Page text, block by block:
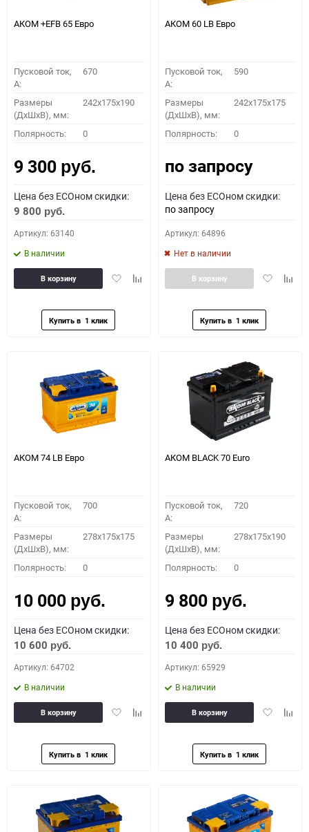
АКОМ +EFB 65 Евро
Пусковой ток,
A:
670
Размеры
(ДхШхВ), мм:
242x175x190
Полярность: 0
9 300 руб.
Цена без ECOном скидки:
9 800 руб.
Артикул: 63140
В наличии
ДобавитьДобавить
В корзину
АКОМ 60 LB Евро
Пусковой ток,
A:
590
Размеры
(ДхШхВ), мм:
242x175x175
Полярность: 0
по запросу
Цена без ECOном скидки:
по запросу
Артикул: 64896
Нет в наличии
Добавить
В корзину
АКОМ 74 LB Евро
Пусковой ток,
A:
700
Размеры
(ДхШхВ), мм:
278x175x175
Полярность: 0
10 000 руб.
Цена без ECOном скидки:
10 600 руб.
Артикул: 64702
В наличии
ДобавитьДобавить
В корзину
АКОМ BLACK 70 Euro
Пусковой ток,
A:
720
Размеры
(ДхШхВ), мм:
278x175x190
Полярность: 0
9 800 руб.
Цена без ECOном скидки:
10 400 руб.
Артикул: 65929
В наличии
Добавить
В корзину